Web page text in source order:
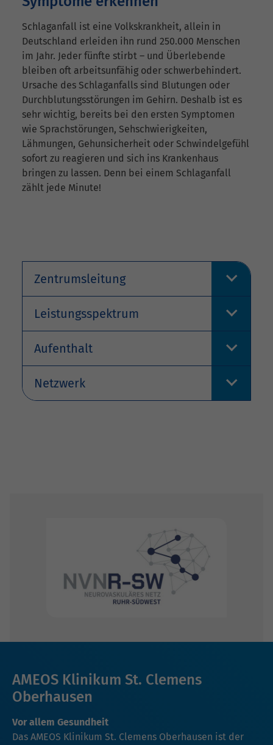
Schlaganfall ist eine Volkskrankheit, allein in
Deutschland erleiden ihn rund 250.000 Menschen
im Jahr. Jeder fünfte stirbt – und Überlebende
bleiben oft arbeitsunfähig oder schwerbehindert.
Ursache des Schlaganfalls sind Blutungen oder
Durchblutungsstörungen im Gehirn. Deshalb ist es
sehr wichtig, bereits bei den ersten Symptomen
wie Sprachstörungen, Sehschwierigkeiten,
Lähmungen, Gehunsicherheit oder Schwindelgefühl
sofort zu reagieren und sich ins Krankenhaus
bringen zu lassen. Denn bei einem Schlaganfall
zählt jede Minute!
Zentrumsleitung
Leistungsspektrum
Aufenthalt
Netzwerk
AMEOS Klinikum St. Clemens
Oberhausen
Vor allem Gesundheit
Das AMEOS Klinikum St. Clemens Oberhausen ist der